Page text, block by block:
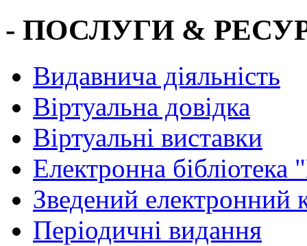
- ПОСЛУГИ &
Видавнича діяльність
Віртуальна довідка
Віртуальні виставки
Електронна
Зведений електронний
Періодичні видання